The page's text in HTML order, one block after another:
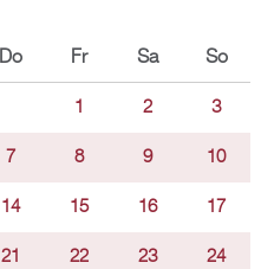
Do Fr Sa So
1 2 3
7 8 9 10
14 15 16 17
21 22 23 24